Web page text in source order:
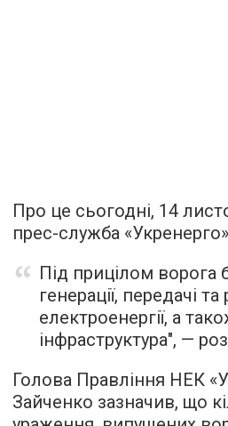
Про це сьогодні, 14
прес-служба
Під прицілом ворога
генерації, передачі
електроенергії, а
інфраструктура", —
Голова Правління НЕК
Зайченко зазначив, що